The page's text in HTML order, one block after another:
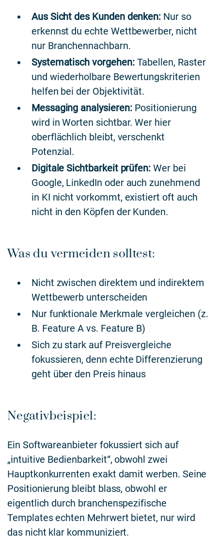
Aus Sicht des Kunden denken: Nur so
erkennst du echte Wettbewerber, nicht
nur Branchennachbarn.
Systematisch vorgehen:Tabellen, Raster
und wiederholbare Bewertungskriterien
helfen bei der Objektivität.
Messaging analysieren:Positionierung
wird in Worten sichtbar. Wer hier
oberflächlich bleibt, verschenkt
Potenzial.
Digitale Sichtbarkeit prüfen: Wer bei
Google, LinkedIn oder auch zunehmend
in KI nicht vorkommt, existiert oft auch
nicht in den Köpfen der Kunden.
Was du vermeiden solltest:
Nicht zwischen direktem und indirektem
Wettbewerb unterscheiden
Nur funktionale Merkmale vergleichen (z.
B. Feature A vs. Feature B)
Sich zu stark auf Preisvergleiche
fokussieren, denn echte Differenzierung
geht über den Preis hinaus
Negativbeispiel:
Ein Softwareanbieter fokussiert sich auf
„intuitive Bedienbarkeit“, obwohl zwei
Hauptkonkurrenten exakt damit werben. Seine
Positionierung bleibt blass, obwohl er
eigentlich durch branchenspezifische
Templates echten Mehrwert bietet, nur wird
das nicht klar kommuniziert.